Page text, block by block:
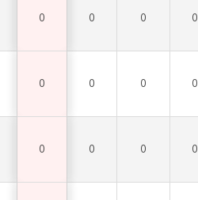
0 0 0 0
0 0 0 0
0 0 0 0